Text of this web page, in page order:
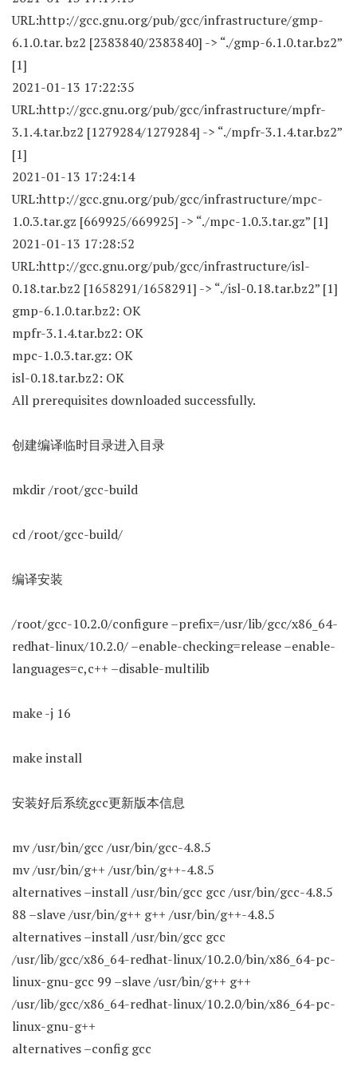
URL:http://gcc.gnu.org/pub/gcc/infrastructure/gmp-
6.1.0.tar. bz2 [2383840/2383840] -> “./gmp-6.1.0.tar.bz2”
[1]
2021-01-13 17:22:35
URL:http://gcc.gnu.org/pub/gcc/infrastructure/mpfr-
3.1.4.tar.bz2 [1279284/1279284] -> “./mpfr-3.1.4.tar.bz2”
[1]
2021-01-13 17:24:14
URL:http://gcc.gnu.org/pub/gcc/infrastructure/mpc-
1.0.3.tar.gz [669925/669925] -> “./mpc-1.0.3.tar.gz” [1]
2021-01-13 17:28:52
URL:http://gcc.gnu.org/pub/gcc/infrastructure/isl-
0.18.tar.bz2 [1658291/1658291] -> “./isl-0.18.tar.bz2” [1]
gmp-6.1.0.tar.bz2: OK
mpfr-3.1.4.tar.bz2: OK
mpc-1.0.3.tar.gz: OK
isl-0.18.tar.bz2: OK
All prerequisites downloaded successfully.
创建编译临时目录进入目录
mkdir /root/gcc-build
cd /root/gcc-build/
编译安装
/root/gcc-10.2.0/configure –prefix=/usr/lib/gcc/x86_64-
redhat-linux/10.2.0/ –enable-checking=release –enable-
languages=c,c++ –disable-multilib
make -j 16
make install
安装好后系统gcc更新版本信息
mv /usr/bin/gcc /usr/bin/gcc-4.8.5
mv /usr/bin/g++ /usr/bin/g++-4.8.5
alternatives –install /usr/bin/gcc gcc /usr/bin/gcc-4.8.5
88 –slave /usr/bin/g++ g++ /usr/bin/g++-4.8.5
alternatives –install /usr/bin/gcc gcc
/usr/lib/gcc/x86_64-redhat-linux/10.2.0/bin/x86_64-pc-
linux-gnu-gcc 99 –slave /usr/bin/g++ g++
/usr/lib/gcc/x86_64-redhat-linux/10.2.0/bin/x86_64-pc-
linux-gnu-g++
alternatives –config gcc